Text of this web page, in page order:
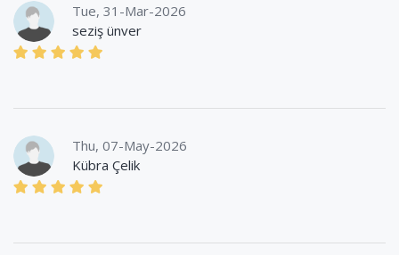
Tue, 31-Mar-2026
seziş ünver
Thu, 07-May-2026
Kübra Çelik